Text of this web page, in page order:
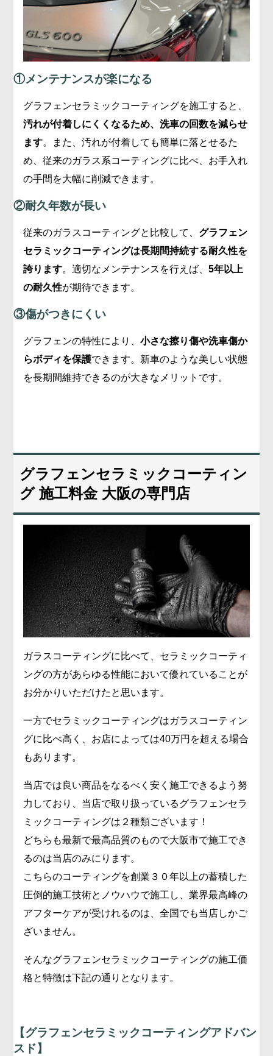
①メンテナンスが楽になる
グラフェンセラミックコーティングを施工すると、
汚れが付着しにくくなるため、洗車の回数を減らせ
ます。また、汚れが付着しても簡単に落とせるた
め、従来のガラス系コーティングに比べ、お手入れ
の手間を大幅に削減できます。
②耐久年数が長い
従来のガラスコーティングと比較して、 グラフェン
セラミックコーティングは長期間持続する耐久性を
誇ります。適切なメンテナンスを行えば、5年以上
の耐久性が期待できます。
③傷がつきにくい
グラフェンの特性により、小さな擦り傷や洗車傷か
らボディを保護できます。新車のような美しい状態
を長期間維持できるのが大きなメリットです。
グラフェンセラミックコーティン
グ 施工料金 大阪の専門店
ガラスコーティングに比べて、セラミックコーティ
ングの方があらゆる性能において優れていることが
お分かりいただけたと思います。
一方でセラミックコーティングはガラスコーティン
グに比べ高く、お店によっては40万円を超える場合
もあります。
当店では良い商品をなるべく安く施工できるよう努
力しており、当店で取り扱っているグラフェンセラ
ミックコーティングは２種類ございます！
どちらも最新で最高品質のもので大阪市で施工でき
るのは当店のみにります。
こちらのコーティングを創業３０年以上の蓄積した
圧倒的施工技術とノウハウで施工し、業界最高峰の
アフターケアが受けれるのは、全国でも当店しかご
ざいません。
そんなグラフェンセラミックコーティングの施工価
格と特徴は下記の通りとなります。
【グラフェンセラミックコーティングアドバン
スド】